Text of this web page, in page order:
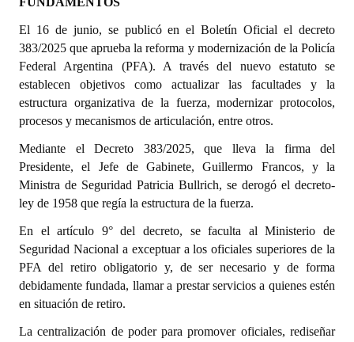
Informes de Gestión
Proyectos Presentados
Dictámenes Asesoría Letrada
Actas de Sesión
Informes de Unidad Coordinadora
Ejecución Presupuestaria
NORMATIVA
Comunicaciones
El 16 de junio, se publicó en el Boletín Oficial el decreto
383/2025 que aprueba la reforma y modernización de la Policía
Federal Argentina (PFA). A través del nuevo estatuto se
establecen objetivos como actualizar las facultades y la
estructura organizativa de la fuerza, modernizar protocolos,
procesos y mecanismos de articulación, entre otros.
Mediante el Decreto 383/2025, que lleva la firma del
Presidente, el Jefe de Gabinete, Guillermo Francos, y la
Ministra de Seguridad Patricia Bullrich, se derogó el decreto-
ley de 1958 que regía la estructura de la fuerza.
En el artículo 9° del decreto, se faculta al Ministerio de
Seguridad Nacional a exceptuar a los oficiales superiores de la
PFA del retiro obligatorio y, de ser necesario y de forma
debidamente fundada, llamar a prestar servicios a quienes estén
en situación de retiro.
La centralización de poder para promover oficiales, rediseñar